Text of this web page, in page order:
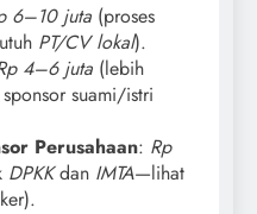
6–10 juta (proses
PT/CV lokal).
4–6 juta (lebih
suami/istri
Perusahaan: Rp
DPKKdan IMTA—lihat